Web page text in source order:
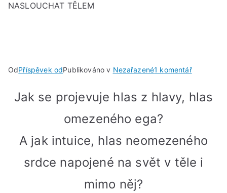
NASLOUCHAT TĚLEM
OdPříspěvek odPublikováno v Nezařazené1 komentářu
s
listopadu
2021
Jak se projevuje hlas z hlavy, hlas
omezeného ega?
A jak intuice, hlas neomezeného
srdce napojené na svět v těle i
mimo něj?